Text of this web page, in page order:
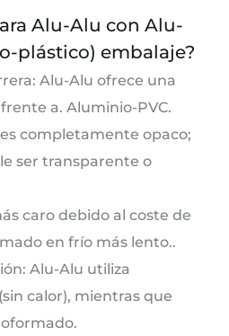
Alu-Alu con Alu-
plástico) embalaje?
Alu-Alu ofrece una
a. Aluminio-PVC.
completamente opaco;
ser transparente o
caro debido al coste de
en frío más lento..
Alu-Alu utiliza
calor), mientras que